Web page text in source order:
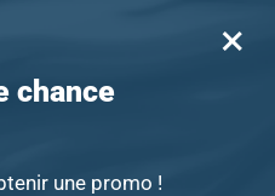
0
avec le code : UNIQUE15
homme or 14 carats ornée d’une pierre d’agate rouge
×
chance
une promo !